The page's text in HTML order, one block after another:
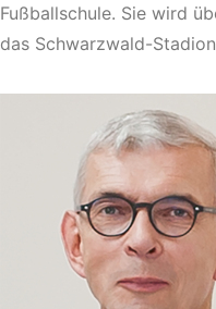
Fußballschule. Sie wird
das Schwarzwald-